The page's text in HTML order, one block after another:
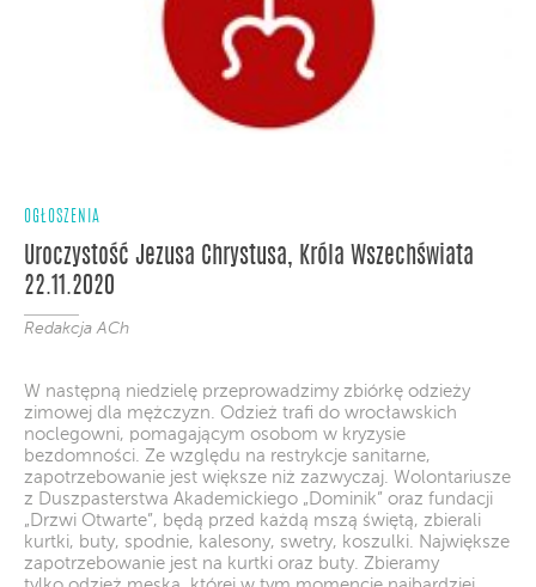
OGŁOSZENIA
Uroczystość Jezusa Chrystusa, Króla Wszechświata
22.11.2020
Redakcja ACh
W następną niedzielę przeprowadzimy zbiórkę odzieży
zimowej dla mężczyzn. Odzież trafi do wrocławskich
noclegowni, pomagającym osobom w kryzysie
bezdomności. Ze względu na restrykcje sanitarne,
zapotrzebowanie jest większe niż zazwyczaj. Wolontariusze
z Duszpasterstwa Akademickiego „Dominik” oraz fundacji
„Drzwi Otwarte”, będą przed każdą mszą świętą, zbierali
kurtki, buty, spodnie, kalesony, swetry, koszulki. Największe
zapotrzebowanie jest na kurtki oraz buty. Zbieramy